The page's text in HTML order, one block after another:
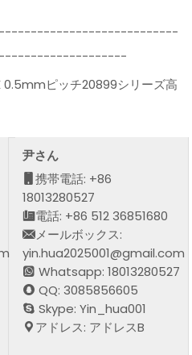
0.5mmピッチ20899シリーズ高
尹さん
携帯電話: +86
18013280527
電話: +86 512 36851680
メールボックス:
yin.hua2025001@gmail.com
Whatsapp: 18013280527
QQ: 3085856605
Skype: Yin_hua001
アドレス: アドレスB